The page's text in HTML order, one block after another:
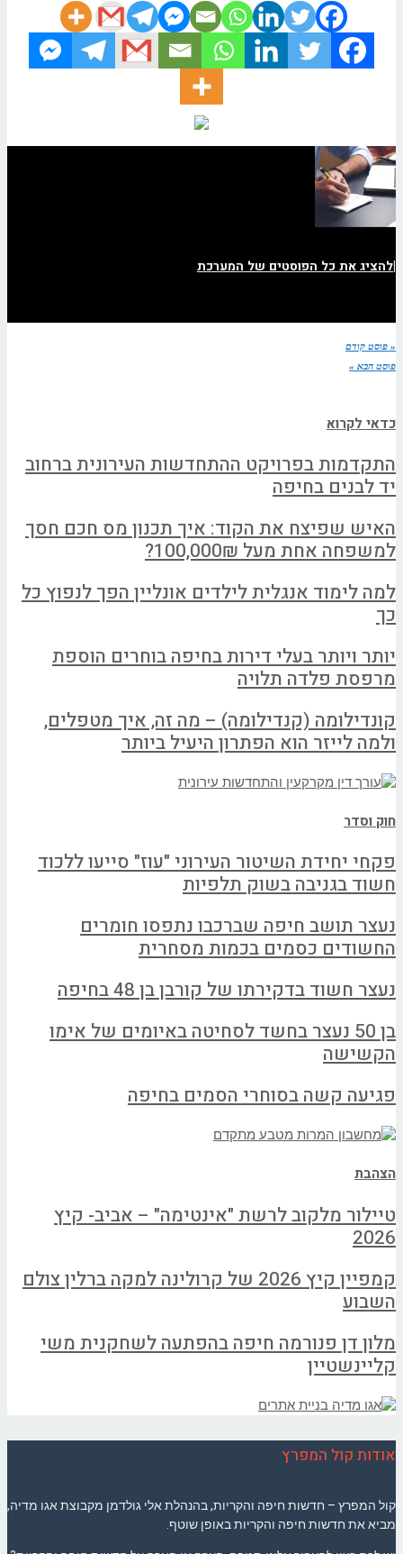
|להציג את כל הפוסטים של המערכת
« פוסט קודם
פוסט הבא »
כדאי לקרוא
התקדמות בפרויקט ההתחדשות העירונית ברחוב
יד לבנים בחיפה
האיש שפיצח את הקוד: איך תכנון מס חכם חסך
למשפחה אחת מעל 100,000₪?
למה לימוד אנגלית לילדים אונליין הפך לנפוץ כל
כך
יותר ויותר בעלי דירות בחיפה בוחרים הוספת
מרפסת פלדה תלויה
קונדילומה (קנדילומה) – מה זה, איך מטפלים,
ולמה לייזר הוא הפתרון היעיל ביותר
חוק וסדר
פקחי יחידת השיטור העירוני "עוז" סייעו ללכוד
חשוד בגניבה בשוק תלפיות
נעצר תושב חיפה שברכבו נתפסו חומרים
החשודים כסמים בכמות מסחרית
נעצר חשוד בדקירתו של קורבן בן 48 בחיפה
בן 50 נעצר בחשד לסחיטה באיומים של אימו
הקשישה
פגיעה קשה בסוחרי הסמים בחיפה
הצהבת
טיילור מלקוב לרשת "אינטימה" – אביב- קיץ
2026
קמפיין קיץ 2026 של קרולינה למקה ברלין צולם
השבוע
מלון דן פנורמה חיפה בהפתעה לשחקנית משי
קליינשטיין
אודות קול המפרץ
קול המפרץ – חדשות חיפה והקריות, בהנהלת אלי גולדמן מקבוצת אגו מדיה,
מביא את חדשות חיפה והקריות באופן שוטף.